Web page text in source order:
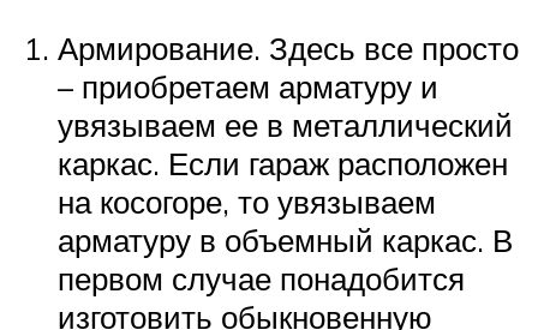
Армирование. Здесь все просто
– приобретаем арматуру и
увязываем ее в металлический
каркас. Если гараж расположен
на косогоре, то увязываем
арматуру в объемный каркас. В
первом случае понадобится
изготовить обыкновенную